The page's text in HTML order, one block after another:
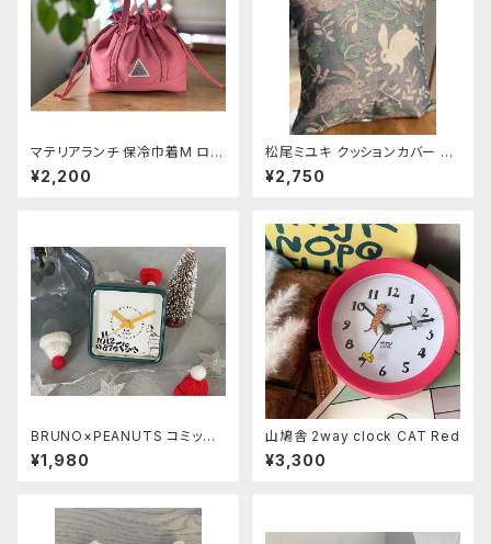
マテリアランチ 保冷巾着M ロー
ズ
¥2,200
松尾ミユキ クッションカバー 【T
hree Rabbit】
¥2,750
BRUNO×PEANUTS コミック
アラームクロック《DROP》
¥1,980
山鳩舎 2way clock CAT Red
¥3,300